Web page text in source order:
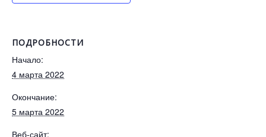
ПОДРОБНОСТИ
Начало:
4 марта 2022
Окончание:
5 марта 2022
Веб-сайт: